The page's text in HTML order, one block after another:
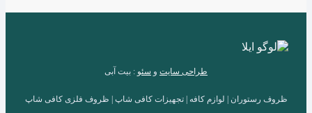
طراحی سایت و سئو : بیت آبی
ظروف رستوران | لوازم کافه | تجهیزات کافی شاپ | ظروف فلزی کافی شاپ